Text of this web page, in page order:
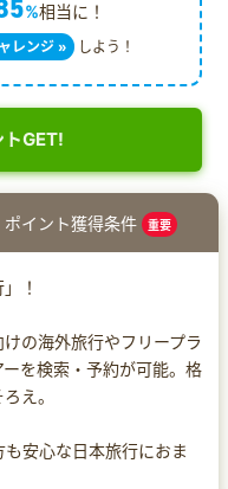
%相当に！
レンジ » しよう！
GET!
ポイント獲得条件 重要
！
の海外旅行やフリープラ
を検索・予約が可能。格
え。
安心な日本旅行におま